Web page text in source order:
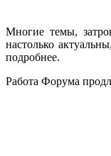
Многие темы,
настолько
подробнее.
Работа Форума